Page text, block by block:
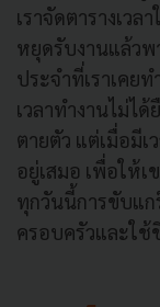
เราจัดตารางเวล
หยุดรับงานแล้ว
ประจำที่เราเคย
เวลาทำงานไม่ไ
ตายตัว แต่เมื่อมีเ
อยู่เสมอ เพื่อให้เ
ทุกวันนี้การขับแก
ครอบครัวและใช้